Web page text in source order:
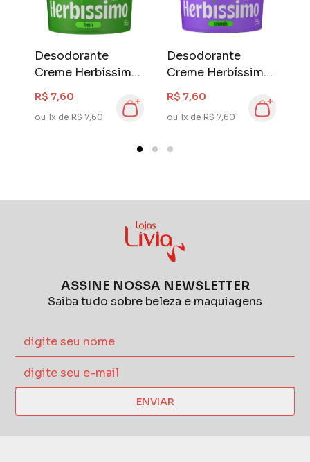
Desodorante
Creme Herbíssimo
55 gr Fresh
R$ 7,60
ou 1x de R$ 7,60
Desodorante
Creme Herbíssimo
55 gr Lavanda
R$ 7,60
ou 1x de R$ 7,60
ASSINE NOSSA NEWSLETTER
Saiba tudo sobre beleza e maquiagens
ENVIAR